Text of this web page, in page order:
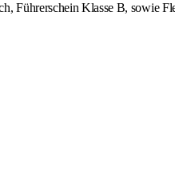
Führerschein Klasse B, sowie